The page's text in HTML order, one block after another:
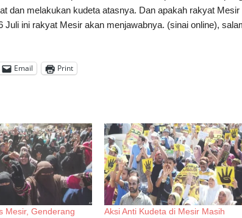
dan melakukan kudeta atasnya. Dan apakah rakyat
Juli ini rakyat Mesir akan menjawabnya. (sinai online),
Email Print
Mesir, Genderang
Aksi Anti Kudeta di Mesir Masih